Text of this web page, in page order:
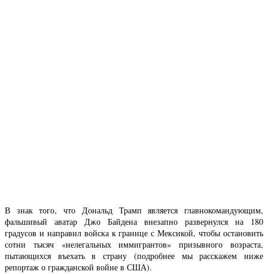
В знак того, что Дональд Трамп является главнокомандующим,
фальшивый аватар Джо Байдена внезапно развернулся на 180
градусов и направил войска к границе с Мексикой, чтобы остановить
сотни тысяч «нелегальных иммигрантов» призывного возраста,
пытающихся въехать в страну (подробнее мы расскажем ниже
репортаж о гражданской войне в США).